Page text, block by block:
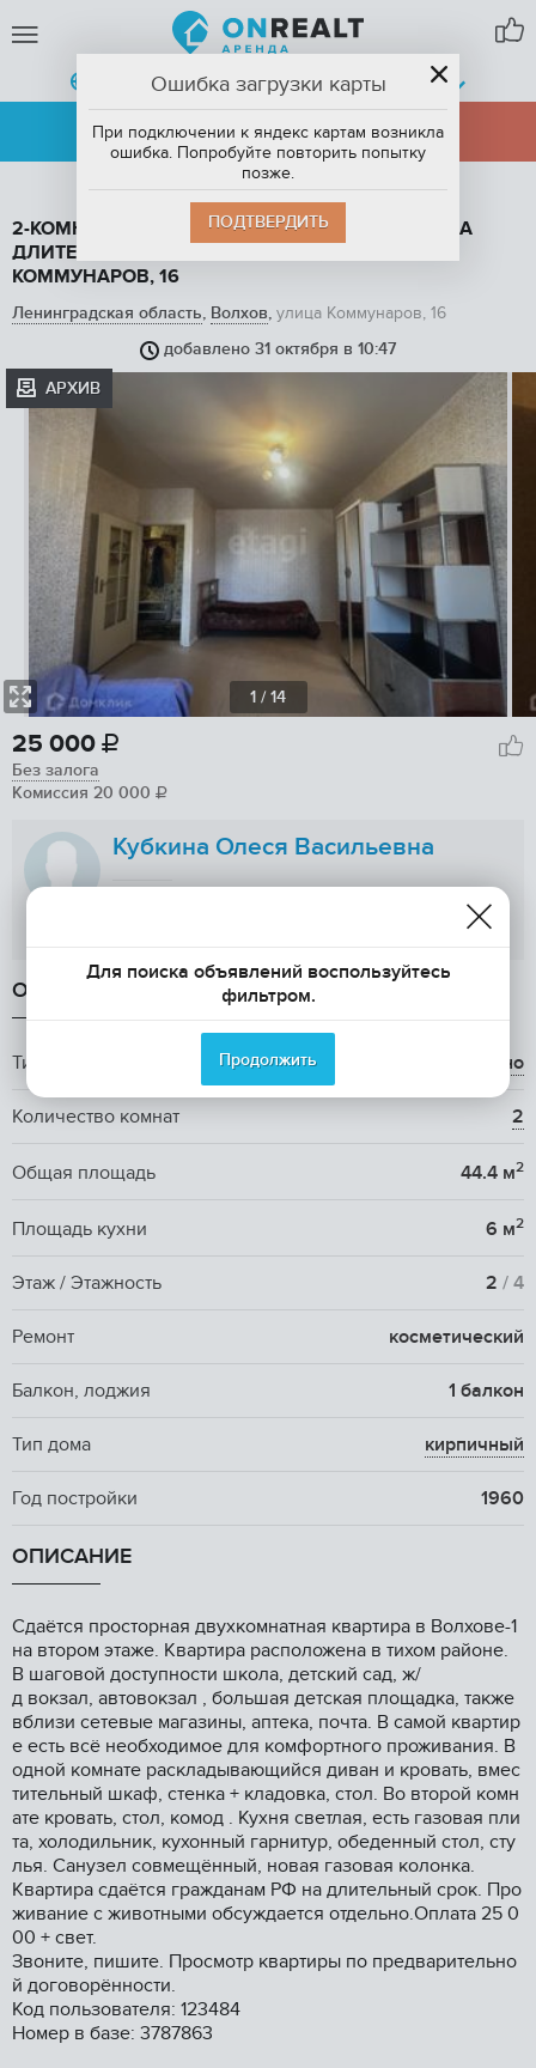
ВОЛХОВ,ЛЕНИНГРАДСКАЯ ОБЛАСТЬ
АРЕНДА
ПРОДАЖА
2-КОМНАТНАЯ КВАРТИРА, 44.4 М2, В АРЕНДУ НА
ДЛИТЕЛЬНЫЙ СРОК В ВОЛХОВЕ, УЛИЦА
КОММУНАРОВ, 16
Ленинградская область, Волхов, улица Коммунаров, 16
добавлено 31 октября в 10:47
АРХИВ
1 / 14
25 000 
Без залога
Комиссия 20 000 
Кубкина Олеся Васильевна
ОБЩАЯ ИНФОРМАЦИЯ
Тип аренды долгосрочно
Количество комнат 2
Общая площадь 44.4 м2
Площадь кухни 6 м2
Этаж / Этажность 2 / 4
Ремонт косметический
Балкон, лоджия 1 балкон
Тип дома кирпичный
Год постройки 1960
ОПИСАНИЕ
Сдаётся просторная двухкомнатная квартира в Волхове-1
на втором этаже. Квартира расположена в тихом районе.
В шаговой доступности школа, детский сад, ж/
д вокзал, автовокзал , большая детская площадка, также
вблизи сетевые магазины, аптека, почта. В самой квартир
е есть всё необходимое для комфортного проживания. В
одной комнате раскладывающийся диван и кровать, вмес
тительный шкаф, стенка + кладовка, стол. Во второй комн
ате кровать, стол, комод . Кухня светлая, есть газовая пли
та, холодильник, кухонный гарнитур, обеденный стол, сту
лья. Санузел совмещённый, новая газовая колонка.
Квартира сдаётся гражданам РФ на длительный срок. Про
живание с животными обсуждается отдельно.Оплата 25 0
00 + свет.
Звоните, пишите. Просмотр квартиры по предварительно
й договорённости.
Код пользователя: 123484
Номер в базе: 3787863
Ошибка загрузки карты
При подключении к яндекс картам возникла
ошибка. Попробуйте повторить попытку
позже.
ПОДТВЕРДИТЬ
Для поиска объявлений воспользуйтесь
фильтром.
Продолжить